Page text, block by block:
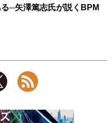
─矢澤篤志氏が説くBPM